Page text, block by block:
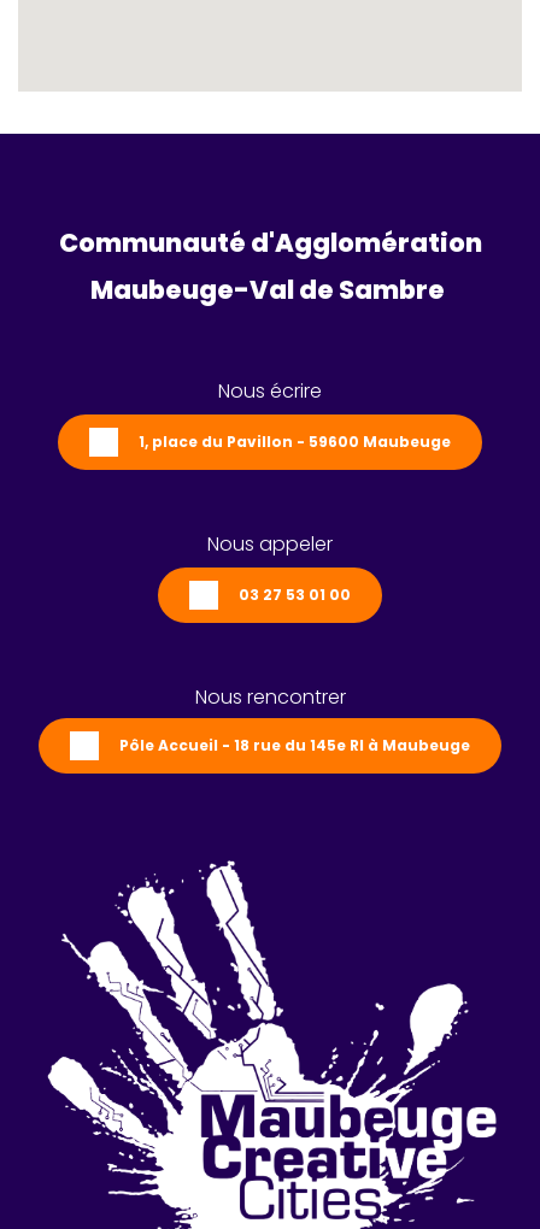
Communauté d'Agglomération
Maubeuge-Val de Sambre
Nous écrire
1, place du Pavillon - 59600 Maubeuge
Nous appeler
03 27 53 01 00
Nous rencontrer
Pôle Accueil - 18 rue du 145e RI à Maubeuge